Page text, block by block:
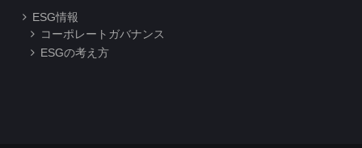
ESG情報
コーポレートガバナンス
ESGの考え方